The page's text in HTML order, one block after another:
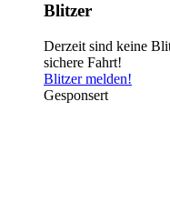
Blitzer
Derzeit sind keine
sichere Fahrt!
Blitzer melden!
Gesponsert